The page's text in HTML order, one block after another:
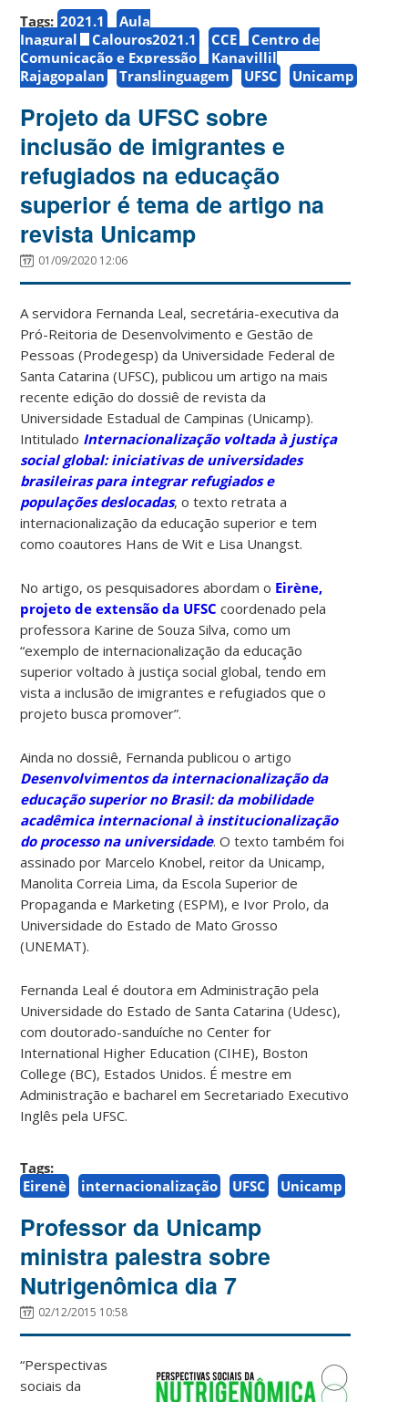
Tags: 2021.1
Aula
Inagural
Calouros2021.1 CCE
Centro de
Comunicação e Expressão
Kanavillil
Rajagopalan
Translinguagem UFSC Unicamp
Projeto da UFSC sobre
inclusão de imigrantes e
refugiados na educação
superior é tema de artigo na
revista Unicamp
01/09/2020 12:06
A servidora Fernanda Leal, secretária-executiva da
Pró-Reitoria de Desenvolvimento e Gestão de
Pessoas (Prodegesp) da Universidade Federal de
Santa Catarina (UFSC), publicou um artigo na mais
recente edição do dossiê de revista da
Universidade Estadual de Campinas (Unicamp).
Intitulado Internacionalização voltada à justiça
social global: iniciativas de universidades
brasileiras para integrar refugiados e
populações deslocadas, o texto retrata a
internacionalização da educação superior e tem
como coautores Hans de Wit e Lisa Unangst.
No artigo, os pesquisadores abordam o Eirène,
projeto de extensão da UFSC coordenado pela
professora Karine de Souza Silva, como um
“exemplo de internacionalização da educação
superior voltado à justiça social global, tendo em
vista a inclusão de imigrantes e refugiados que o
projeto busca promover”.
Ainda no dossiê, Fernanda publicou o artigo
Desenvolvimentos da internacionalização da
educação superior no Brasil: da mobilidade
acadêmica internacional à institucionalização
do processo na universidade. O texto também foi
assinado por Marcelo Knobel, reitor da Unicamp,
Manolita Correia Lima, da Escola Superior de
Propaganda e Marketing (ESPM), e Ivor Prolo, da
Universidade do Estado de Mato Grosso
(UNEMAT).
Fernanda Leal é doutora em Administração pela
Universidade do Estado de Santa Catarina (Udesc),
com doutorado-sanduíche no Center for
International Higher Education (CIHE), Boston
College (BC), Estados Unidos. É mestre em
Administração e bacharel em Secretariado Executivo
Inglês pela UFSC.
Tags:
Eirenè
internacionalização UFSC Unicamp
Professor da Unicamp
ministra palestra sobre
Nutrigenômica dia 7
02/12/2015 10:58
“Perspectivas
sociais da